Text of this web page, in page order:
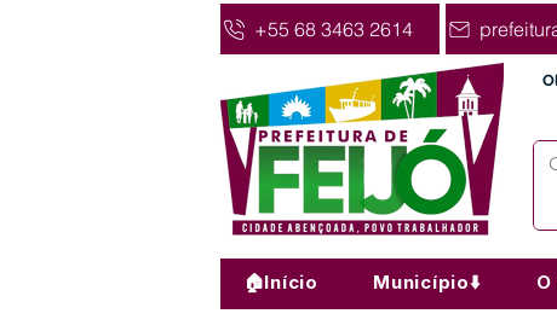
+55 68 3463 2614
🏠Início Município⬇️